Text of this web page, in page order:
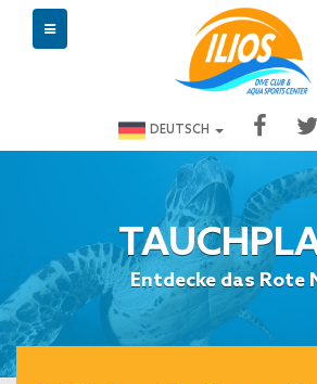
DEUTSCH
Entdecke das Rote